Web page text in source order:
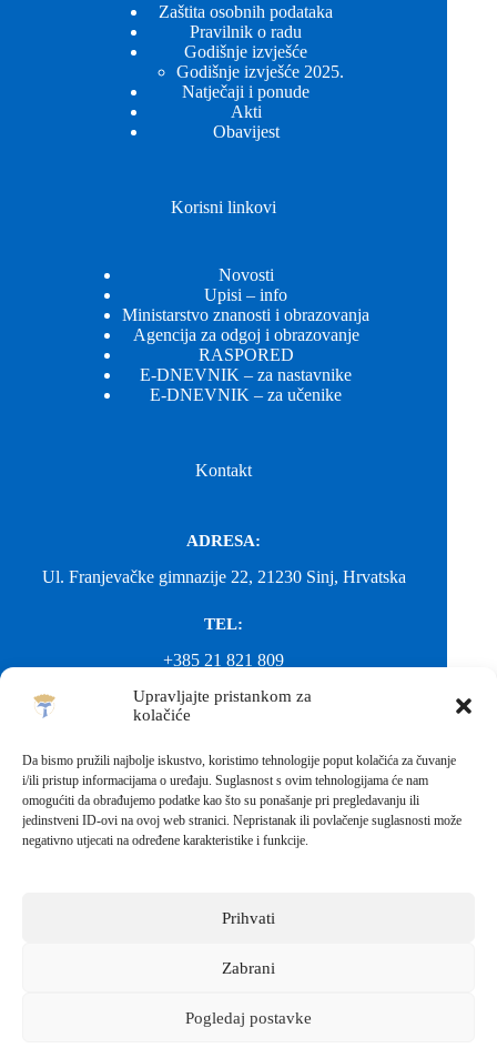
Upravljajte pristankom za
kolačiće
Da bismo pružili najbolje iskustvo, koristimo tehnologije poput kolačića za čuvanje
i/ili pristup informacijama o uređaju. Suglasnost s ovim tehnologijama će nam
omogućiti da obrađujemo podatke kao što su ponašanje pri pregledavanju ili
jedinstveni ID-ovi na ovoj web stranici. Nepristanak ili povlačenje suglasnosti može
negativno utjecati na određene karakteristike i funkcije.
Prihvati
Zabrani
Pogledaj postavke
Zaštita osobnih podataka
Pravilnik o radu
Godišnje izvješće
Godišnje izvješće 2025.
Natječaji i ponude
Akti
Obavijest
Korisni linkovi
Novosti
Upisi – info
Ministarstvo znanosti i obrazovanja
Agencija za odgoj i obrazovanje
RASPORED
E-DNEVNIK – za nastavnike
E-DNEVNIK – za učenike
Kontakt
ADRESA:
Ul. Franjevačke gimnazije 22, 21230 Sinj, Hrvatska
TEL:
+385 21 821 809
EMAIL:
EMAIL:
fkgsinj@gmail.com
Svako neovlašteno preuzimanje fotografija i sadržaja s ove web
Sva prava pridržana © 2026 - FRANJEVAČKA KLASIČNA
PRAVOM JAVNOSTI